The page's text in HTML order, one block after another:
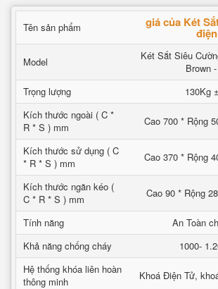
Tên sản phẩm giá của Két
Model
Két Sắt Siêu
Brown
Trọng lượng
130Kg
Kích thước ngoài ( C *
R * S ) mm
Cao 700 * Rộng
Kích thước sử dụng ( C
* R * S ) mm
Cao 370 * Rộng
Kích thước ngăn kéo (
C * R * S ) mm
Cao 90 * Rộng
Tính năng
An Toàn
Khả năng chống cháy
1000-
Hệ thống khóa liên hoàn
thông minh
Khoá Điện Tử,